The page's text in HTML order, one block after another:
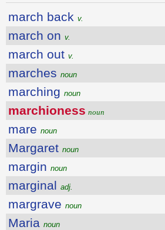
march back v.
march on v.
march out v.
marches noun
marching noun
marchioness noun
mare noun
Margaret noun
margin noun
marginal adj.
margrave noun
Maria noun